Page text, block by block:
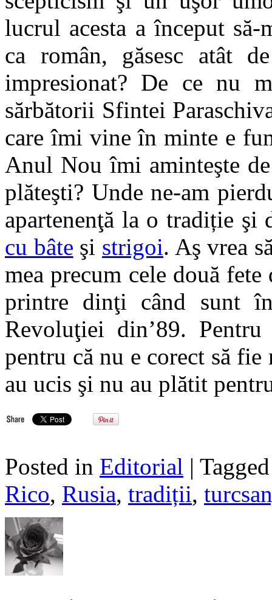
lucrul acesta a început
ca român, găsesc atât
impresionat? De ce nu
sărbătorii Sfintei
care îmi vine în minte e
Anul Nou îmi aminteşte
plăteşti? Unde ne-am
apartenenţă la o tradiție
cu bâte şi strigoi. Aş vrea
mea precum cele două
printre dinţi când sunt
Revoluţiei din’89.
pentru că nu e corect să
au ucis şi nu au plătit
Posted in Editorial |
Rico, Rusia, tradiții,